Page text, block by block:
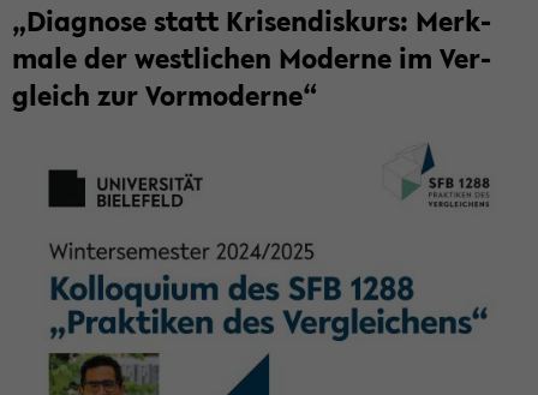
„Dia­gno­se statt Kri­sen­dis­kurs: Merk­
ma­le der west­li­chen Mo­der­ne im Ver­
gleich zur Vor­mo­der­ne“